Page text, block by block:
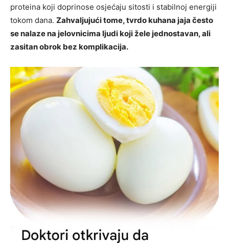
proteina koji doprinose osjećaju sitosti i stabilnoj energiji
tokom dana. Zahvaljujući tome, tvrdo kuhana jaja često
se nalaze na jelovnicima ljudi koji žele jednostavan, ali
zasitan obrok bez komplikacija.